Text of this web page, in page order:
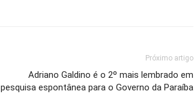
Próximo artigo
Adriano Galdino é o 2º mais lembrado em
pesquisa espontânea para o Governo da Paraíba